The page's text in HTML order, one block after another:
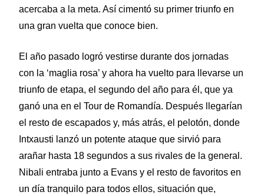
acercaba a la meta. Así cimentó su primer triunfo en
una gran vuelta que conoce bien.
El año pasado logró vestirse durante dos jornadas
con la ‘maglia rosa’ y ahora ha vuelto para llevarse un
triunfo de etapa, el segundo del año para él, que ya
ganó una en el Tour de Romandía. Después llegarían
el resto de escapados y, más atrás, el pelotón, donde
Intxausti lanzó un potente ataque que sirvió para
arañar hasta 18 segundos a sus rivales de la general.
Nibali entraba junto a Evans y el resto de favoritos en
un día tranquilo para todos ellos, situación que,